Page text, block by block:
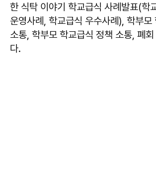
한 식탁 이야기 학교급식 사례발표(학
운영사례, 학교급식 우수사례), 학부모
소통, 학부모 학교급식 정책 소통, 폐
다.